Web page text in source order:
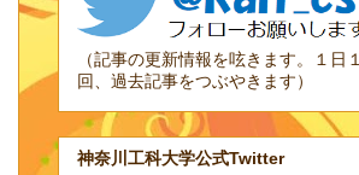
（記事の更新情報を呟きます。１日１
回、過去記事をつぶやきます）
神奈川工科大学公式Twitter